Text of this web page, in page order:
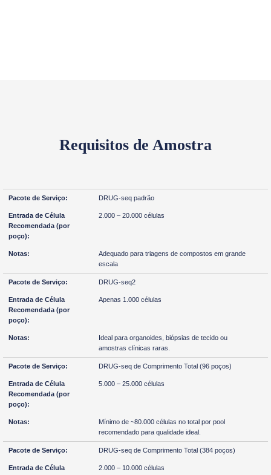
Requisitos de Amostra
DRUG-seq padrão
2.000 – 20.000 células
Adequado para triagens de compostos em grande
escala
DRUG-seq2
Apenas 1.000 células
Ideal para organoides, biópsias de tecido ou
amostras clínicas raras.
DRUG-seq de Comprimento Total (96 poços)
5.000 – 25.000 células
Mínimo de ~80.000 células no total por pool
recomendado para qualidade ideal.
DRUG-seq de Comprimento Total (384 poços)
2.000 – 10.000 células